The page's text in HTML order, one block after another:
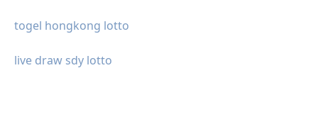
togel hongkong lotto
live draw sdy lotto